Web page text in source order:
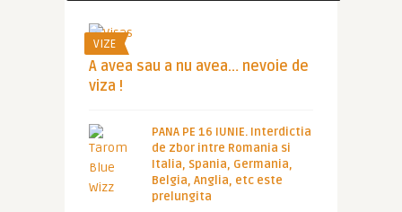
VIZE
A avea sau a nu avea… nevoie de
viza !
PANA PE 16 IUNIE. Interdictia
de zbor intre Romania si
Italia, Spania, Germania,
Belgia, Anglia, etc este
prelungita